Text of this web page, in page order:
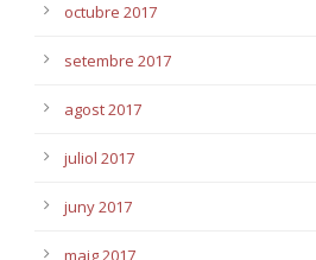
octubre 2017
setembre 2017
agost 2017
juliol 2017
juny 2017
maig 2017